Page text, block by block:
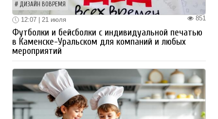
ДИЗАЙН ВОВРЕМЯ
851
12:07 | 21 июля
Футболки и бейсболки с индивидуальной печатью
в Каменске-Уральском для компаний и любых
мероприятий